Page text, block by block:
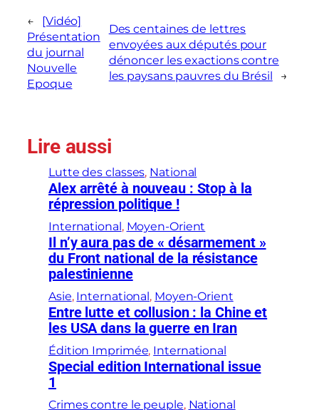
←
[Vidéo]
Présentation
du journal
Nouvelle
Epoque
Des centaines de lettres
envoyées aux députés pour
dénoncer les exactions contre
les paysans pauvres du Brésil
→
Lire aussi
Lutte des classes, National
Alex arrêté à nouveau : Stop à la
répression politique !
International , Moyen-Orient
Il n’y aura pas de « désarmement »
du Front national de la résistance
palestinienne
Asie, International , Moyen-Orient
Entre lutte et collusion : la Chine et
les USA dans la guerre en Iran
Édition Imprimée, International
Special edition International issue
1
Crimes contre le peuple, National